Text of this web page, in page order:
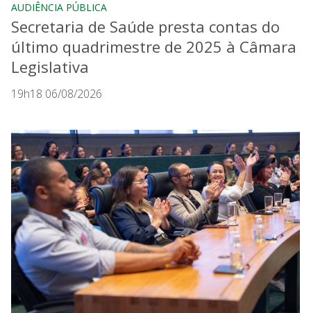
AUDIÊNCIA PÚBLICA
Secretaria de Saúde presta contas do
último quadrimestre de 2025 à Câmara
Legislativa
19h18 06/08/2026